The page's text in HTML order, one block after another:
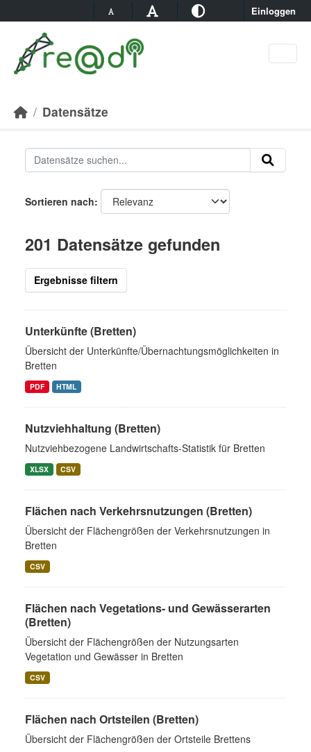
Einloggen
Datensätze
Sortieren nach
201 Datensätze gefunden
Ergebnisse filtern
Unterkünfte (Bretten)
Übersicht der Unterkünfte/Übernachtungsmöglichkeiten in
Bretten
PDF HTML
Nutzviehhaltung (Bretten)
Nutzviehbezogene Landwirtschafts-Statistik für Bretten
XLSX CSV
Flächen nach Verkehrsnutzungen (Bretten)
Übersicht der Flächengrößen der Verkehrsnutzungen in
Bretten
CSV
Flächen nach Vegetations- und Gewässerarten
(Bretten)
Übersicht der Flächengrößen der Nutzungsarten
Vegetation und Gewässer in Bretten
CSV
Flächen nach Ortsteilen (Bretten)
Übersicht der Flächengrößen der Ortsteile Brettens